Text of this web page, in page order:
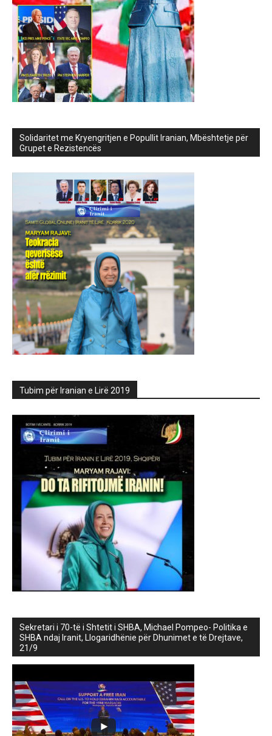
Solidaritet me Kryengritjen e Popullit Iranian, Mbështetje për
Grupet e Rezistencës
Tubim për Iranian e Lirë 2019
Sekretari i 70-të i Shtetit i SHBA, Michael Pompeo- Politika e
SHBA ndaj Iranit, Llogaridhënie për Dhunimet e të Drejtave,
21/9